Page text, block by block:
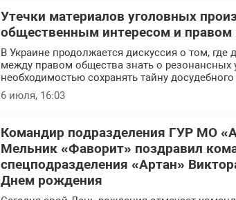
Утечки материалов уголовных
общественным интересом и правом
В Украине продолжается дискуссия о том, где
между правом общества знать о резонансных
необходимостью сохранять тайну
6 июля, 16:03
Командир подразделения ГУР МО
Мельник «Фаворит» поздравил
спецподразделения «Артан»
Днем рождения